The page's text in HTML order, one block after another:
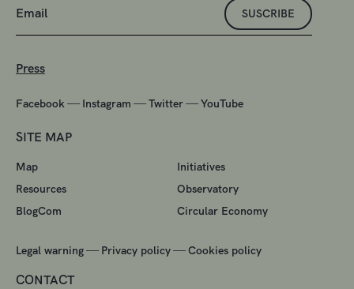
SUSCRIBE
Press
Facebook — Instagram —Twitter—YouTube
SITE MAP
Map
Initiatives
Resources
Observatory
BlogCom
Circular Economy
Legal warning— Privacy policy—Cookies policy
CONTACT